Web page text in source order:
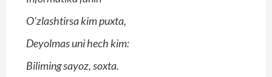
O'zlashtirsa kim puxta,
Deyolmas uni hech kim:
Biliming sayoz, soxta.